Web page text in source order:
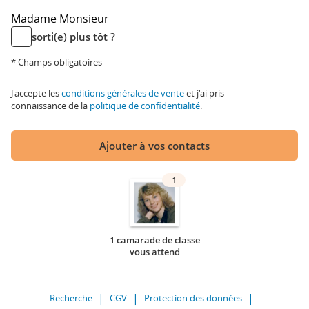
Madame Monsieur
sorti(e) plus tôt ?
* Champs obligatoires
J'accepte lesconditions générales de venteet j'ai pris
connaissance de la politique de confidentialité.
Ajouter à vos contacts
1
1 camarade de classe
vous attend
Recherche CGV
Protection des données